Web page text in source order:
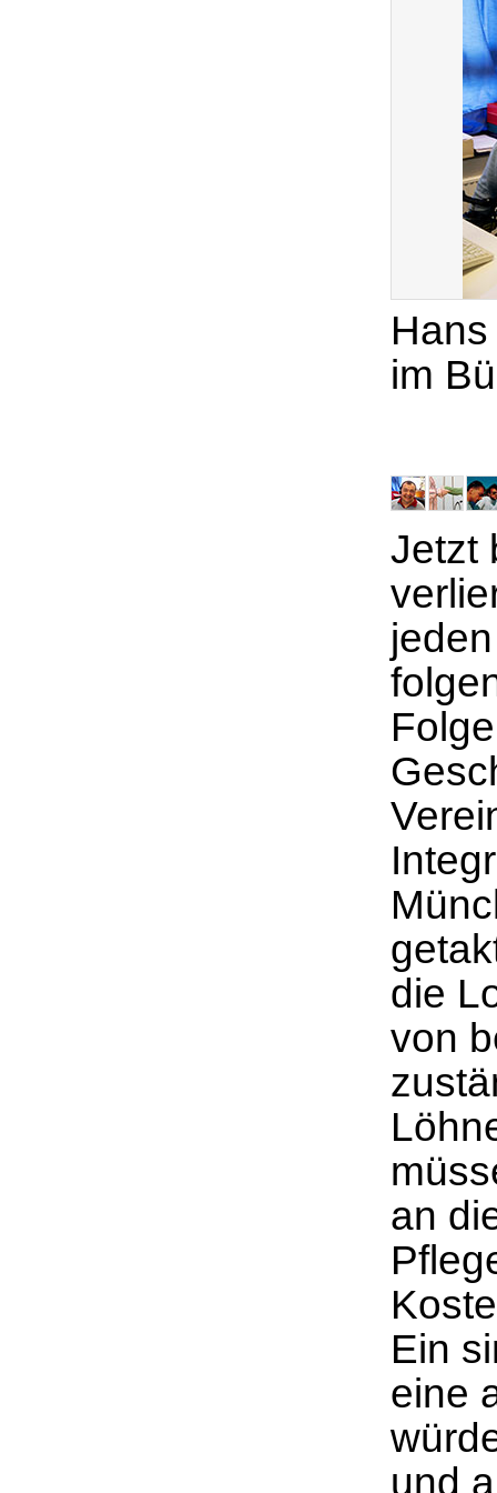
im
Jetzt
die
von
an
Ein
eine
und